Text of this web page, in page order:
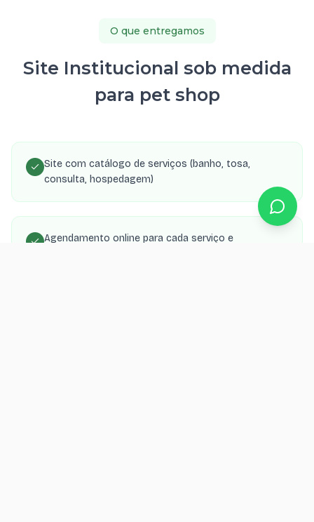
O que entregamos
Site Institucional sob medida
para pet shop
Site com catálogo de serviços (banho, tosa,
consulta, hospedagem)
Agendamento online para cada serviço e